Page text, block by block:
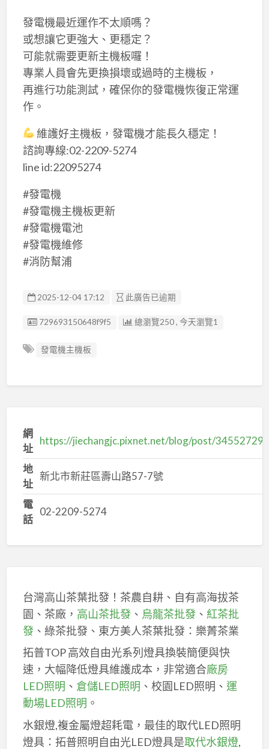
發電機最近運作不太順嗎？
或想讓它更強大、更穩定？
可能就需要更新主機板囉！
專業人員會先更換損壞或過時的主機板，
再進行功能測試，確保你的發電機恢復正常運
作。
維護好主機板，發電機才能長久穩定！
諮詢專線:02-2209-5274
line id:22095274
#發電機
#發電機主機板更新
#發電機電池
#發電機維修
#消防幫浦
2025-12-04 17:12 此廣告已逾期
廣告编號
729693150648f9f5 總瀏覽250 , 今天瀏覽1
發電機主機板
網
址
https://jiechangjc.pixnet.net/blog/post/345527299
地
址
新北市新莊區壽山路57-7號
電
話
02-2209-5274
台灣高山茶葉批發！茶農自耕、自有高海拔茶
園、茶廠， 高山茶批發、 烏龍茶批發、 紅茶批
發、綠茶批發、東方美人茶葉批發：樂菁茶業
拓普TOP 高效自由光系列燈具換裝簡便與快
速，大幅降低燈具維護成本，非常適合廠房
LED照明 、 倉儲LED照明 、校園LED照明、 運
動場LED照明 。
水銀燈,複金屬燈超耗電，最佳的取代LED照明
燈具：拓普照明自由光LED燈具是取代水銀燈,